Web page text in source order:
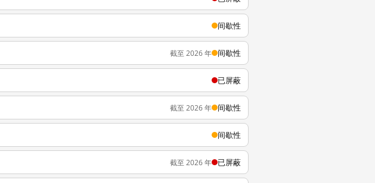
间歇性
截至 2026 年 间歇性
已屏蔽
截至 2026 年 间歇性
间歇性
截至 2026 年 已屏蔽